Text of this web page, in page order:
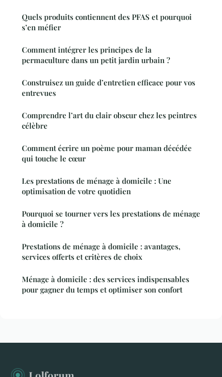
Quels produits contiennent des PFAS et pourquoi
s’en méfier
Comment intégrer les principes de la
permaculture dans un petit jardin urbain ?
Construisez un guide d’entretien efficace pour vos
entrevues
Comprendre l’art du clair obscur chez les peintres
célèbre
Comment écrire un poème pour maman décédée
qui touche le cœur
Les prestations de ménage à domicile : Une
optimisation de votre quotidien
Pourquoi se tourner vers les prestations de ménage
à domicile ?
Prestations de ménage à domicile : avantages,
services offerts et critères de choix
Ménage à domicile : des services indispensables
pour gagner du temps et optimiser son confort